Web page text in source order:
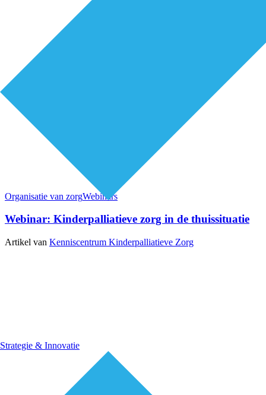
Strategie & Innovatie
Organisatie van zorgWebinars
Webinar: Kinderpalliatieve zorg in de thuissituatie
Artikel van Kenniscentrum Kinderpalliatieve Zorg